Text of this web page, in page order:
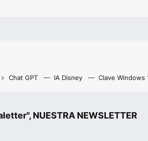
Chat GPT IA Disney Clave Windows
NUESTRA NEWSLETTER